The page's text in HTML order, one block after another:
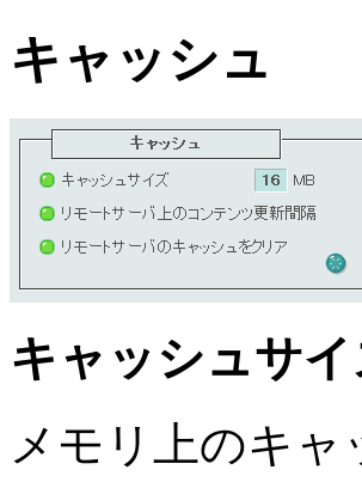
キャッシュ
キャッシュサ
メモリ上のキ